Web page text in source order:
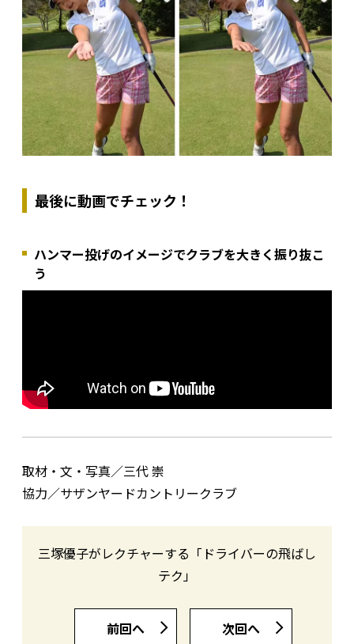
最後に動画でチェック！
ハンマー投げのイメージでクラブを大きく振り抜こ
う
取材・文・写真／三代 崇
協力／サザンヤードカントリークラブ
三塚優子がレクチャーする「ドライバーの飛ばし
テク」
前回へ 次回へ